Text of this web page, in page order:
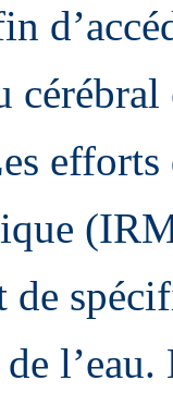
de
l’eau.